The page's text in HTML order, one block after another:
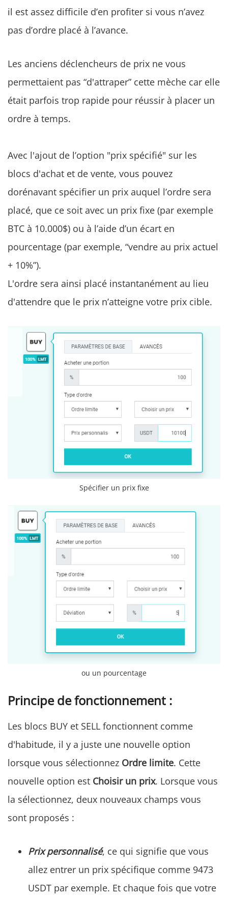
il est assez difficile d’en profiter si vous n’avez
pas d’ordre placé à l’avance.
Les anciens déclencheurs de prix ne vous
permettaient pas “d'attraper” cette mèche car elle
était parfois trop rapide pour réussir à placer un
ordre à temps.
Avec l'ajout de l’option "prix spécifié" sur les
blocs d'achat et de vente, vous pouvez
dorénavant spécifier un prix auquel l’ordre sera
placé, que ce soit avec un prix fixe (par exemple
BTC à 10.000$) ou à l’aide d’un écart en
pourcentage (par exemple, “vendre au prix actuel
+ 10%”).
L'ordre sera ainsi placé instantanément au lieu
d'attendre que le prix n’atteigne votre prix cible.
Spécifier un prix fixe
ou un pourcentage
Principe de fonctionnement :
Les blocs BUY et SELL fonctionnent comme
d'habitude, il y a juste une nouvelle option
lorsque vous sélectionnez Ordre limite. Cette
nouvelle option est Choisir un prix. Lorsque vous
la sélectionnez, deux nouveaux champs vous
sont proposés :
Prix personnalisé, ce qui signifie que vous
allez entrer un prix spécifique comme 9473
USDT par exemple. Et chaque fois que votre